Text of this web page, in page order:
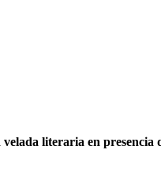
literaria en presencia